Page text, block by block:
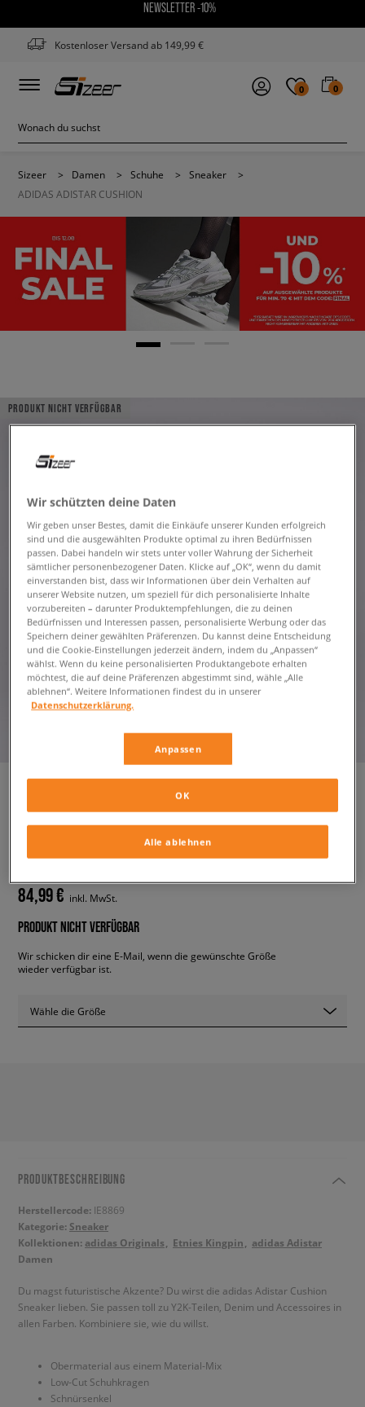
NEWSLETTER -10%
Kostenloser Versand ab 149,99 €
0 0
Sizeer > Damen > Schuhe > Sneaker
>
ADIDAS ADISTAR CUSHION
PRODUKT NICHT VERFÜGBAR
ADIDAS ADISTAR CUSHION
84,99 € inkl. MwSt.
PRODUKT NICHT VERFÜGBAR
Wir schicken dir eine E-Mail, wenn die gewünschte Größe
wieder verfügbar ist.
Wähle die Größe
PRODUKTBESCHREIBUNG
Herstellercode: IE8869
Kategorie: Sneaker
Kollektionen: adidas Originals Etnies Kingpin
adidas Adistar
Damen
Du magst futuristische Akzente? Du wirst die adidas Adistar Cushion
Sneaker lieben. Sie passen toll zu Y2K-Teilen, Denim und Accessoires in
allen Farben. Kombiniere sie, wie du willst.
Obermaterial aus einem Material-Mix
Low-Cut Schuhkragen
Schnürsenkel
Wir schützten deine Daten
Wir geben unser Bestes, damit die Einkäufe unserer Kunden erfolgreich
sind und die ausgewählten Produkte optimal zu ihren Bedürfnissen
passen. Dabei handeln wir stets unter voller Wahrung der Sicherheit
sämtlicher personenbezogener Daten. Klicke auf „OK“, wenn du damit
einverstanden bist, dass wir Informationen über dein Verhalten auf
unserer Website nutzen, um speziell für dich personalisierte Inhalte
vorzubereiten – darunter Produktempfehlungen, die zu deinen
Bedürfnissen und Interessen passen, personalisierte Werbung oder das
Speichern deiner gewählten Präferenzen. Du kannst deine Entscheidung
und die Cookie-Einstellungen jederzeit ändern, indem du „Anpassen“
wählst. Wenn du keine personalisierten Produktangebote erhalten
möchtest, die auf deine Präferenzen abgestimmt sind, wähle „Alle
ablehnen“. Weitere Informationen findest du in unserer
Datenschutzerklärung.
Anpassen
Alle ablehnen
OK